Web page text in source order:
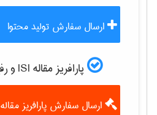
ارسال سفارش تولید محتوا
پارافریز مقاله ISI و رفع plagiarism
ارسال سفارش پارافریز مقاله